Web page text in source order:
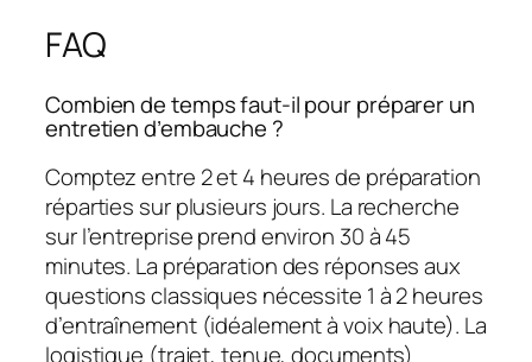
FAQ
Combien de temps faut-il pour préparer un
entretien d’embauche ?
Comptez entre 2 et 4 heures de préparation
réparties sur plusieurs jours. La recherche
sur l’entreprise prend environ 30 à 45
minutes. La préparation des réponses aux
questions classiques nécessite 1 à 2 heures
d’entraînement (idéalement à voix haute). La
logistique (trajet, tenue, documents)